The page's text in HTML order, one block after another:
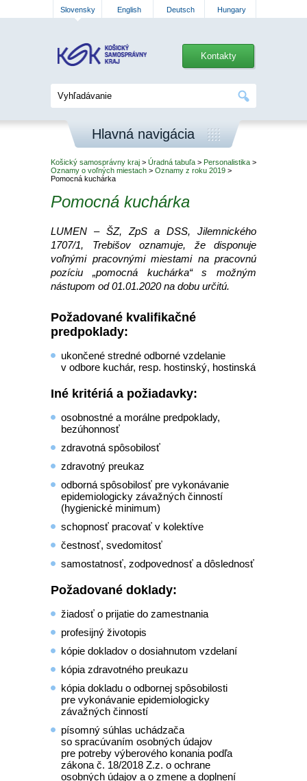
Slovensky English Deutsch Hungary
Kontakty
Hlavná navigácia
Košický samosprávny kraj > Úradná tabuľa > Personalistika >
Oznamy o voľných miestach > Oznamy z roku 2019 >
Pomocná kuchárka
Pomocná kuchárka
LUMEN – ŠZ, ZpS a DSS, Jilemnického
1707/1, Trebišov oznamuje, že disponuje
voľnými pracovnými miestami na pracovnú
pozíciu „pomocná kuchárka“ s možným
nástupom od 01.01.2020 na dobu určitú.
Požadované kvalifikačné
predpoklady:
ukončené stredné odborné vzdelanie
v odbore kuchár, resp. hostinský, hostinská
Iné kritériá a požiadavky:
osobnostné a morálne predpoklady,
bezúhonnosť
zdravotná spôsobilosť
zdravotný preukaz
odborná spôsobilosť pre vykonávanie
epidemiologicky závažných činností
(hygienické minimum)
schopnosť pracovať v kolektíve
čestnosť, svedomitosť
samostatnosť, zodpovednosť a dôslednosť
Požadované doklady:
žiadosť o prijatie do zamestnania
profesijný životopis
kópie dokladov o dosiahnutom vzdelaní
kópia zdravotného preukazu
kópia dokladu o odbornej spôsobilosti
pre vykonávanie epidemiologicky
závažných činností
písomný súhlas uchádzača
so spracúvaním osobných údajov
pre potreby výberového konania podľa
zákona č. 18/2018 Z.z. o ochrane
osobných údajov a o zmene a doplnení